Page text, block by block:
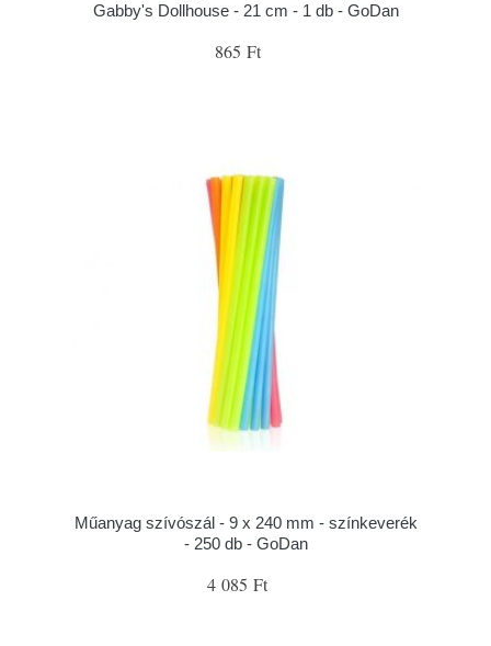
Gabby's Dollhouse - 21 cm - 1 db - GoDan
865 Ft
Műanyag szívószál - 9 x 240 mm - színkeverék
- 250 db - GoDan
4 085 Ft